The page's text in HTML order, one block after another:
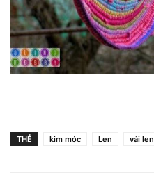
THẺ kim móc Len vải len